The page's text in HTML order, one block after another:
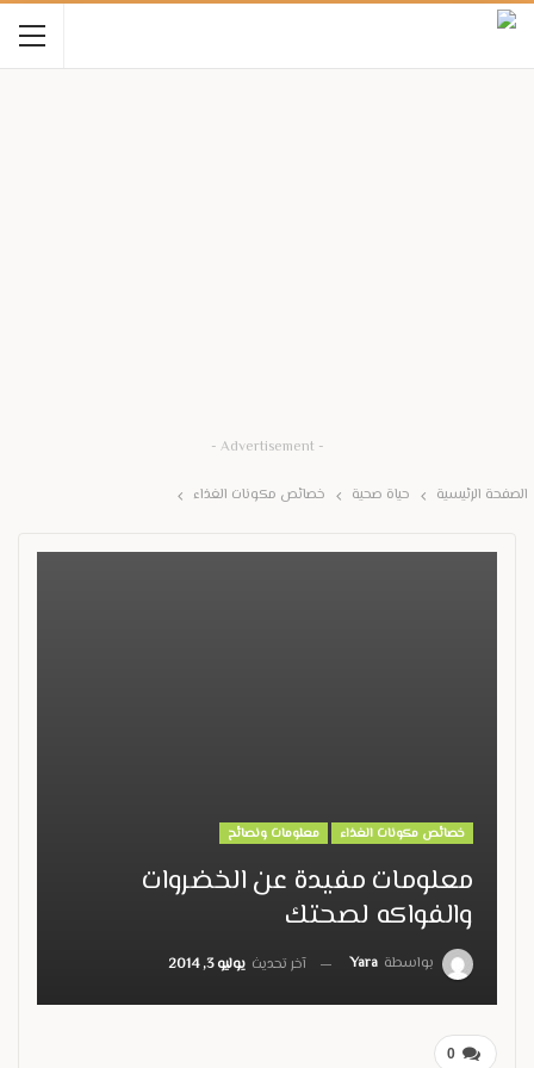
- Advertisement -
الصفحة الرئيسية حياة صحية خصائص مكونات الغذاء
خصائص مكونات الغذاء معلومات ونصائح
معلومات مفيدة عن الخضروات
والفواكه لصحتك
بواسطة Yara آخر تحديث يوليو 3, 2014
0